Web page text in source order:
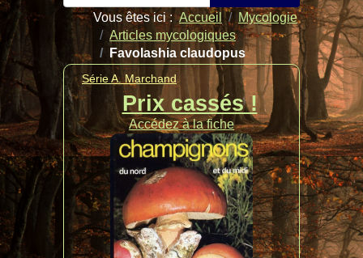
Vous êtes ici :Accueil
Mycologie
Articles mycologiques
Favolashia claudopus
Série A. Marchand
Prix cassés !
Accédez à la fiche